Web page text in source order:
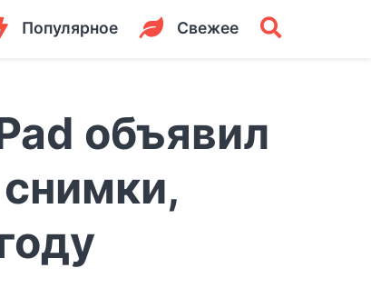
Популярное Свежее
объявил